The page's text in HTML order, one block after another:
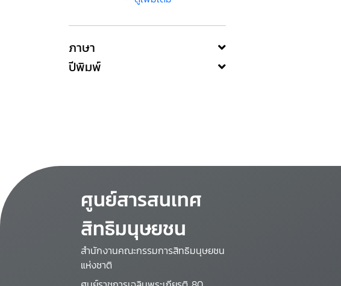
ภาษา
ปีพิมพ์
ศูนย์สารสนเทศ
สิทธิมนุษยชน
สำนักงานคณะกรรมการสิทธิมนุษยชน
แห่งชาติ